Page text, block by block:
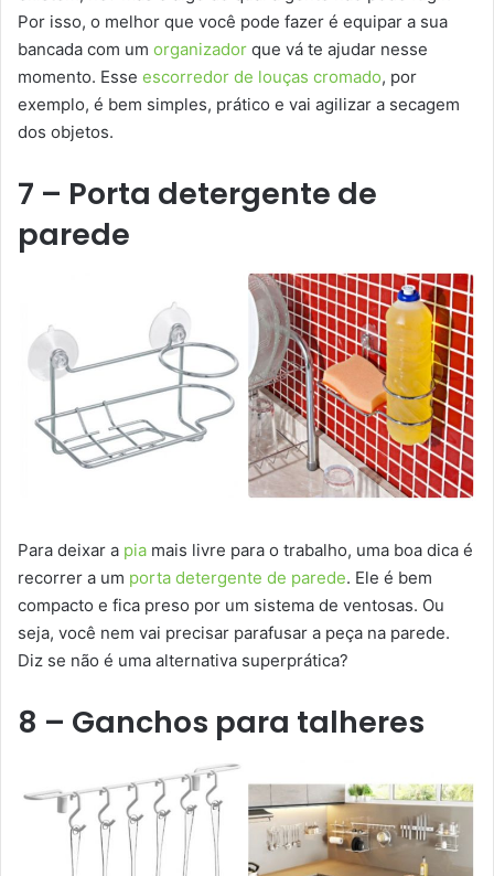
Por isso, o melhor que você pode fazer é equipar a sua
bancada com um organizador que vá te ajudar nesse
momento. Esse escorredor de louças cromado, por
exemplo, é bem simples, prático e vai agilizar a secagem
dos objetos.
7 – Porta detergente de
parede
Para deixar a pia mais livre para o trabalho, uma boa dica é
recorrer a um porta detergente de parede. Ele é bem
compacto e fica preso por um sistema de ventosas. Ou
seja, você nem vai precisar parafusar a peça na parede.
Diz se não é uma alternativa superprática?
8 – Ganchos para talheres